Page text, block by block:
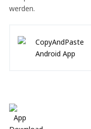
werden.